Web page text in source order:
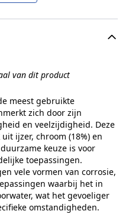
Ja
Nee
Per stuk
125 mm
Volglaswand
90 mm
van dit product
meest gebruikte
zich door zijn
en veelzijdigheid. Deze
ijzer, chroom (18%) en
keuze is voor
toepassingen.
vele vormen van corrosie,
waarbij het in
wat het gevoeliger
omstandigheden.